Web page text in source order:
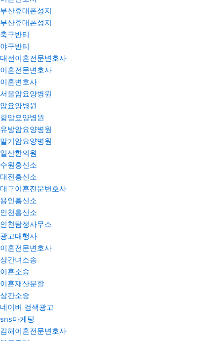
부산휴대폰성지
부산휴대폰성지
축구반티
야구반티
대전이혼전문변호사
이혼전문변호사
이혼변호사
서울암요양병원
암요양병원
항암요양병원
유방암요양병원
말기암요양병원
일산한의원
수원흥신소
대전흥신소
대구이혼전문변호사
용인흥신소
인천흥신소
인천탐정사무소
광고대행사
이혼전문변호사
상간녀소송
이혼소송
이혼재산분할
상간소송
네이버 검색광고
sns마케팅
김해이혼전문변호사